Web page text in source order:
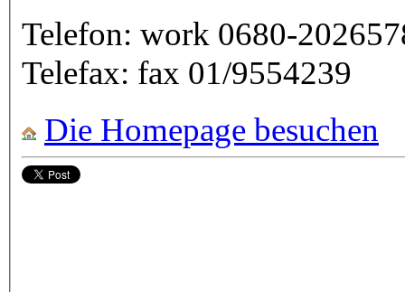
Telefon: work 0680-
Telefax: fax 01/9554239
Die Homepage besuchen